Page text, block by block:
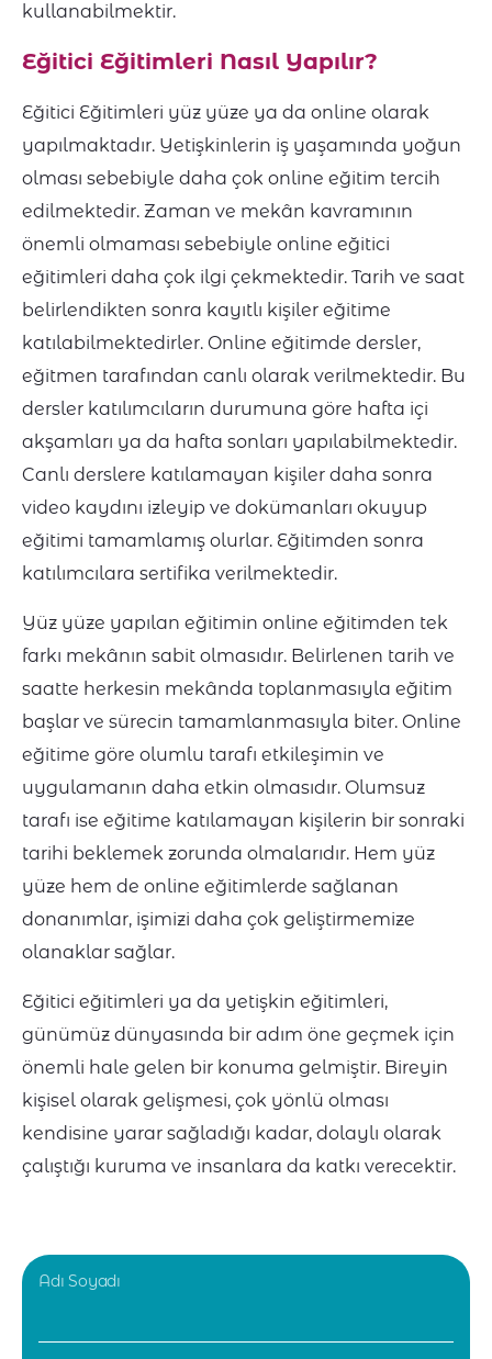
kullanabilmektir.
Eğitici Eğitimleri Nasıl Yapılır?
Eğitici Eğitimleri yüz yüze ya da online olarak
yapılmaktadır. Yetişkinlerin iş yaşamında yoğun
olması sebebiyle daha çok online eğitim tercih
edilmektedir. Zaman ve mekân kavramının
önemli olmaması sebebiyle online eğitici
eğitimleri daha çok ilgi çekmektedir. Tarih ve saat
belirlendikten sonra kayıtlı kişiler eğitime
katılabilmektedirler. Online eğitimde dersler,
eğitmen tarafından canlı olarak verilmektedir. Bu
dersler katılımcıların durumuna göre hafta içi
akşamları ya da hafta sonları yapılabilmektedir.
Canlı derslere katılamayan kişiler daha sonra
video kaydını izleyip ve dokümanları okuyup
eğitimi tamamlamış olurlar. Eğitimden sonra
katılımcılara sertifika verilmektedir.
Yüz yüze yapılan eğitimin online eğitimden tek
farkı mekânın sabit olmasıdır. Belirlenen tarih ve
saatte herkesin mekânda toplanmasıyla eğitim
başlar ve sürecin tamamlanmasıyla biter. Online
eğitime göre olumlu tarafı etkileşimin ve
uygulamanın daha etkin olmasıdır. Olumsuz
tarafı ise eğitime katılamayan kişilerin bir sonraki
tarihi beklemek zorunda olmalarıdır. Hem yüz
yüze hem de online eğitimlerde sağlanan
donanımlar, işimizi daha çok geliştirmemize
olanaklar sağlar.
Eğitici eğitimleri ya da yetişkin eğitimleri,
günümüz dünyasında bir adım öne geçmek için
önemli hale gelen bir konuma gelmiştir. Bireyin
kişisel olarak gelişmesi, çok yönlü olması
kendisine yarar sağladığı kadar, dolaylı olarak
çalıştığı kuruma ve insanlara da katkı verecektir.
Adı Soyadı